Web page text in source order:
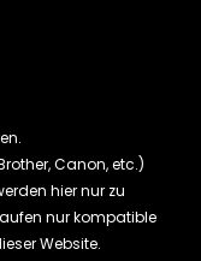
Canon, etc.)
hier nur zu
nur kompatible
Website.